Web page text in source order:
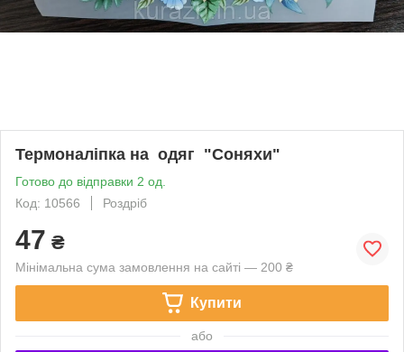
Термоналіпка на одяг "Соняхи"
Готово до відправки 2 од.
Код: 10566
Роздріб
47 ₴
Мінімальна сума замовлення на сайті — 200 ₴
Купити
або